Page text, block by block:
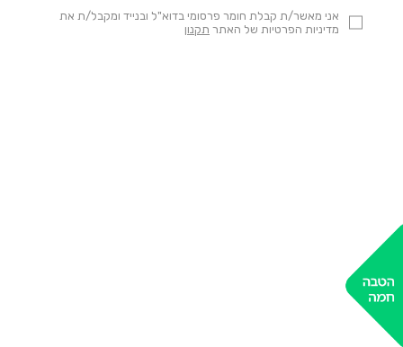
אני מאשר/ת קבלת חומר פרסומי בדוא"ל ובנייד ומקבל/ת את
מדיניות הפרטיות של האתר תקנון